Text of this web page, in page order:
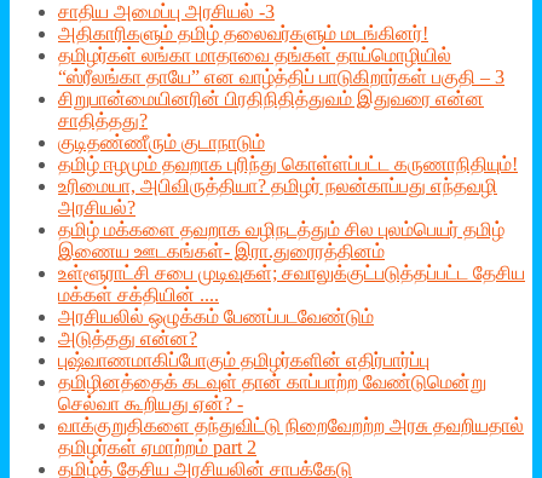
சாதிய அமைப்பு அரசியல் -3
அதிகாரிகளும் தமிழ் தலைவர்களும் மடங்கினர்!
தமிழர்கள் லங்கா மாதாவை தங்கள் தாய்மொழியில்
“ஸ்ரீலங்கா தாயே” என வாழ்த்திப் பாடுகிறார்கள் பகுதி – 3
சிறுபான்மையினரின் பிரதிநிதித்துவம் இதுவரை என்ன
சாதித்தது?
குடிதண்ணீரும் குடாநாடும்
தமிழ் ஈழமும் தவறாக புரிந்து கொள்ளப்பட்ட கருணாநிதியும்!
உரிமையா, அபிவிருத்தியா? தமிழர் நலன்காப்பது எந்தவழி
அரசியல்?
தமிழ் மக்களை தவறாக வழிநடத்தும் சில புலம்பெயர் தமிழ்
இணைய ஊடகங்கள்- இரா.துரைரத்தினம்
உள்ளூராட்சி சபை முடிவுகள்; சவாலுக்குட்படுத்தப்பட்ட தேசிய
மக்கள் சக்தியின் ....
அரசியலில் ஒழுக்கம் பேணப்படவேண்டும்
அடுத்தது என்ன?
புஷ்வாணமாகிப்போகும் தமிழர்களின் எதிர்பார்ப்பு
தமிழினத்தைக் கடவுள் தான் காப்பாற்ற வேண்டுமென்று
செல்வா கூறியது ஏன்? -
வாக்குறுதிகளை தந்துவிட்டு நிறைவேறற்ற அரசு தவறியதால்
தமிழர்கள் ஏமாற்றம் part 2
தமிழ்த் தேசிய அரசியலின் சாபக்கேடு